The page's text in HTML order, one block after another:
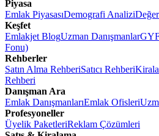
Piyasa
Emlak PiyasasıDemografi Analizi
Keşfet
Emlakjet BlogUzman Danışmanlar
Fonu)
Rehberler
Satın Alma RehberiSatıcı Rehberi
Rehberi
Danışman Ara
Emlak DanışmanlarıEmlak Ofisleri
Profesyoneller
Üyelik PaketleriReklam Çözümleri